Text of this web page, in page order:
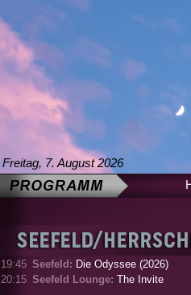
Freitag, 7. August 2026
19:45 Seefeld: Die Odyssee (2026)
20:15 Seefeld Lounge: The Invite